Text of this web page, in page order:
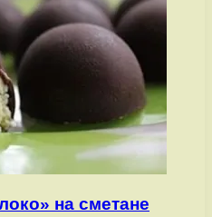
на сметане